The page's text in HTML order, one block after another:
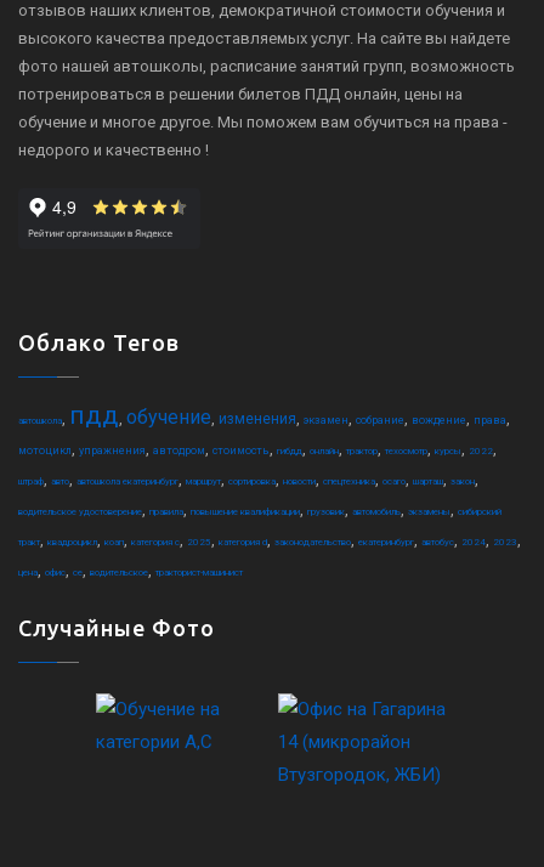
отзывов наших клиентов, демократичной стоимости обучения и
высокого качества предоставляемых услуг. На сайте вы найдете
фото нашей автошколы, расписание занятий групп, возможность
потренироваться в решении билетов ПДД онлайн, цены на
обучение и многое другое. Мы поможем вам обучиться на права -
недорого и качественно !
Облако Тегов
автошкола, пдд, обучение, изменения, экзамен, собрание, вождение, права,
мотоцикл, упражнения, автодром, стоимость, гибдд, онлайн, трактор, техосмотр, курсы, 2022,
штраф, авто, автошкола екатеринбург, маршрут, сортировка, новости, спецтехника, осаго, шарташ, закон,
водительское удостоверение, правила, повышение квалификации, грузовик, автомобиль, экзамены, сибирский
тракт, квадроцикл, коап, категория c, 2025, категория d, законодательство, екатеринбург, автобус, 2024, 2023,
цена, офис, ce, водительское, тракторист-машинист
Случайные Фото